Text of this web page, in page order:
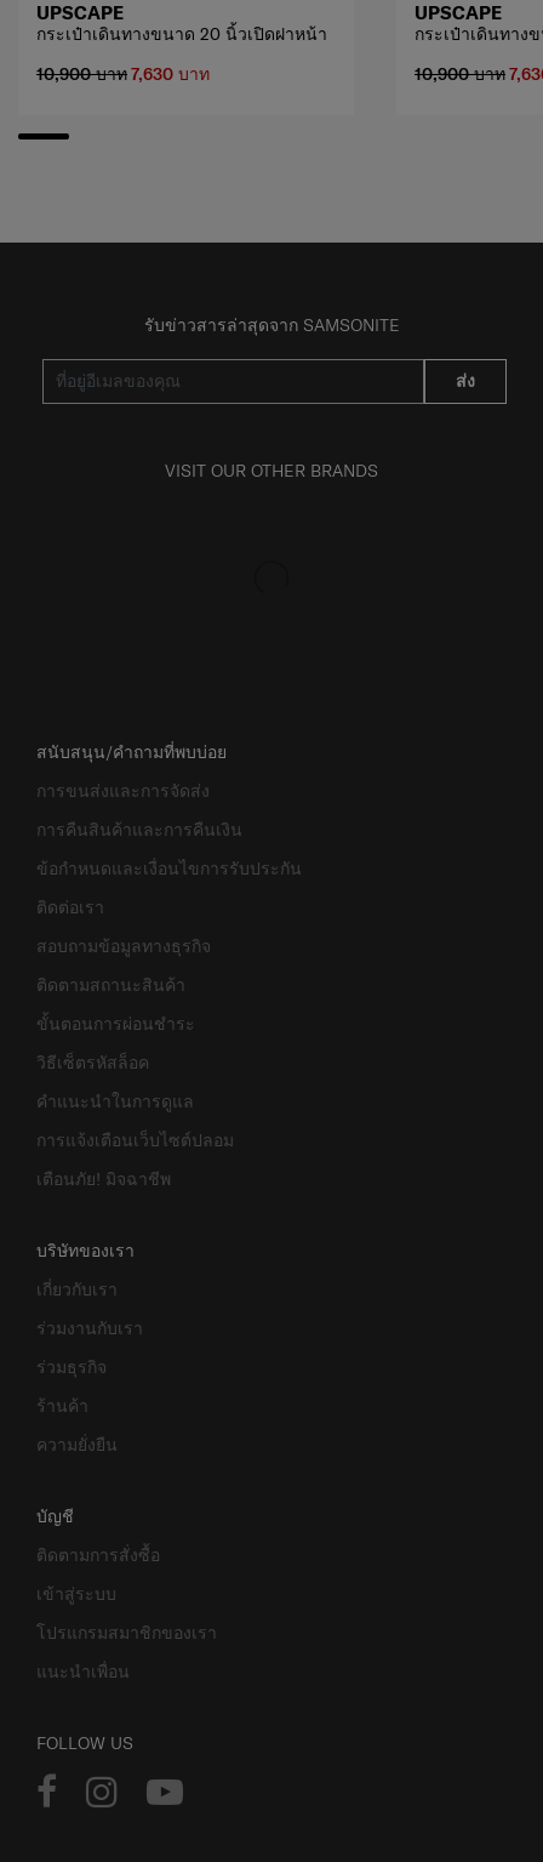
UPSCAPE
กระเป๋าเดินทางขนาด 20 นิ้วเปิดฝาหน้า
10,900 บาท7,630 บาท
UPSCAPE
กระเป๋าเดินทาง
10,900 บาท
รับข่าวสารล่าสุดจาก SAMSONITE
ส่ง
VISIT OUR OTHER BRANDS
สนับสนุน/คำถามที่พบบ่อย
การขนส่งและการจัดส่ง
การคืนสินค้าและการคืนเงิน
ข้อกำหนดและเงื่อนไขการรับประกัน
ติดต่อเรา
สอบถามข้อมูลทางธุรกิจ
ติดตามสถานะสินค้า
ขั้นตอนการผ่อนชำระ
วิธีเซ็ตรหัสล็อค
คำแนะนำในการดูแล
การแจ้งเตือนเว็บไซต์ปลอม
เตือนภัย! มิจฉาชีพ
บริษัทของเรา
เกี่ยวกับเรา
ร่วมงานกับเรา
ร่วมธุรกิจ
ร้านค้า
ความยั่งยืน
บัญชี
ติดตามการสั่งซื้อ
เข้าสู่ระบบ
โปรแกรมสมาชิกของเรา
แนะนำเพื่อน
FOLLOW US